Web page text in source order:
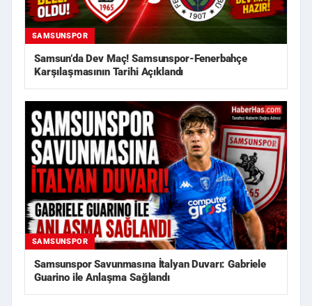
SAMSUNSPOR
Samsun’da Dev Maç! Samsunspor-Fenerbahçe
Karşılaşmasının Tarihi Açıklandı
SAMSUNSPOR
Samsunspor Savunmasına İtalyan Duvarı: Gabriele
Guarino ile Anlaşma Sağlandı